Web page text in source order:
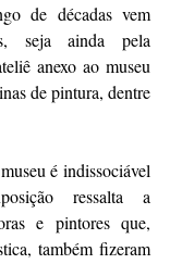
de décadas vem
seja ainda pela
anexo ao museu
de pintura, dentre
é indissociável
ressalta a
e pintores que,
também fizeram